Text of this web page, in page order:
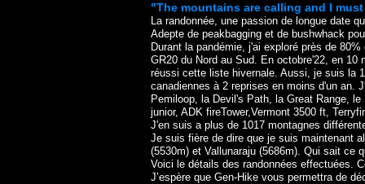
"The mountains are calling and I
La randonnée, une passion de longue date
Adepte de peakbagging et de bushwhack
Durant la pandémie, j'ai exploré près de
GR20 du Nord au Sud. En octobre'22, en
réussi cette liste hivernale. Aussi, je suis la
canadiennes à 2 reprises en moins d'un an.
Pemiloop, la Devil's Path, la Great Range,
junior, ADK fireTower,Vermont 3500 ft,
J'en suis a plus de 1017 montagnes
Je suis fière de dire que je suis maintenant
(5530m) et Vallunaraju (5686m). Qui sait ce
Voici le détails des randonnées effectuées.
J’espère que Gen-Hike vous permettra de